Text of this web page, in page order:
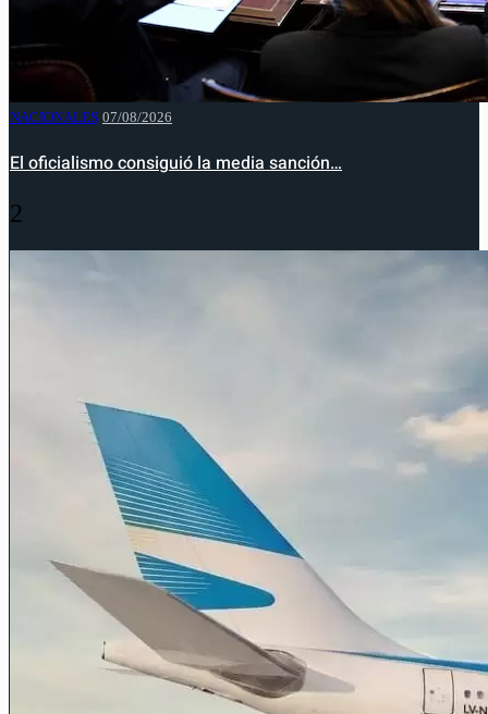
NACIONALES 07/08/2026
El oficialismo consiguió la media sanción…
2